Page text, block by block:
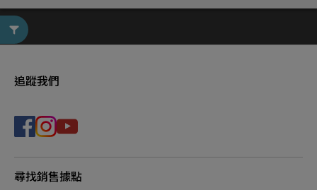
追蹤我們
尋找銷售據點